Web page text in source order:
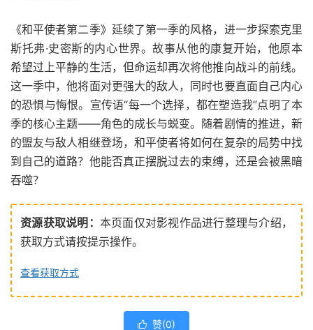
《和平使者第二季》延续了第一季的风格，进一步探索克里
斯托弗·史密斯的内心世界。故事从他的康复开始，他原本
希望过上平静的生活，但命运却再次将他推向战斗的前线。
这一季中，他将面对更强大的敌人，同时也要直面自己内心
的恐惧与悔恨。宣传语“每一个选择，都在塑造我”点明了本
季的核心主题——角色的成长与蜕变。随着剧情的推进，新
的盟友与敌人相继登场，和平使者将如何在复杂的局势中找
到自己的道路？他能否真正摆脱过去的束缚，还是会被黑暗
吞噬？
资源获取说明： 本页面仅对影视作品进行整理与介绍，
获取方式请按提示操作。
查看获取方式
 赞(0)